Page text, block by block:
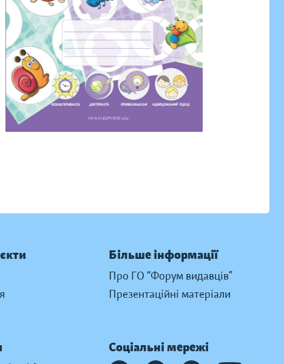
Більше інформації
Про ГО “Форум видавців”
Презентаційні матеріали
Соціальні мережі